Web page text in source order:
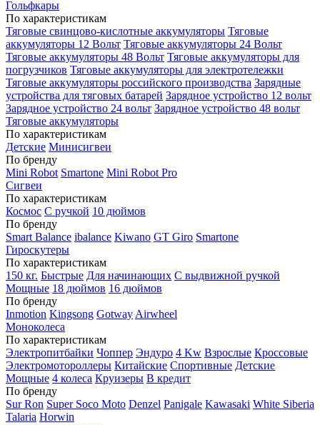
Гольфкары
По характеристикам
Тяговые свинцово-кислотные аккумуляторы Тяговые
аккумуляторы 12 Вольт Тяговые аккумуляторы 24 Вольт
Тяговые аккумуляторы 48 Вольт Тяговые аккумуляторы для
погрузчиков Тяговые аккумуляторы для электротележки
Тяговые аккумуляторы российского производства Зарядные
устройства для тяговых батарей Зарядное устройство 12 вольт
Зарядное устройство 24 вольт Зарядное устройство 48 вольт
Тяговые аккумуляторы
По характеристикам
Детские Минисигвеи
По бренду
Mini Robot Smartone Mini Robot Pro
Сигвеи
По характеристикам
Космос С ручкой 10 дюймов
По бренду
Smart Balance ibalance Kiwano GT Giro Smartone
Гироскутеры
По характеристикам
150 кг. Быстрые Для начинающих С выдвижной ручкой
Мощные 18 дюймов 16 дюймов
По бренду
Inmotion Kingsong Gotway Airwheel
Моноколеса
По характеристикам
Электропитбайки Чоппер Эндуро 4 Kw Взрослые Кроссовые
Электромотороллеры Китайские Спортивные Детские
Мощные 4 колеса Круизеры В кредит
По бренду
Sur Ron Super Soco Moto Denzel Panigale Kawasaki White Siberia
Talaria Horwin